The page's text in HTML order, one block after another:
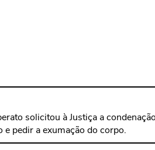
solicitou à Justiça a
e pedir a exumação do corpo.